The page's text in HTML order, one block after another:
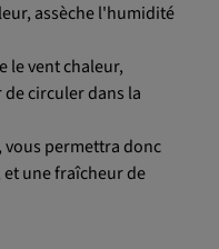
assèche l'humidité
le vent chaleur,
circuler dans la
vous permettra donc
une fraîcheur de